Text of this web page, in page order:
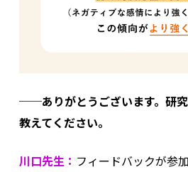
──ありがとうございます。研
教えてください。
川口先生： フィードバックが参